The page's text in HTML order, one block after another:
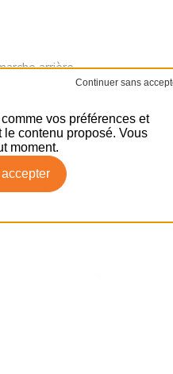
arrière.
par élève). Elle
vos préférences et
contenu proposé. Vous
moment.